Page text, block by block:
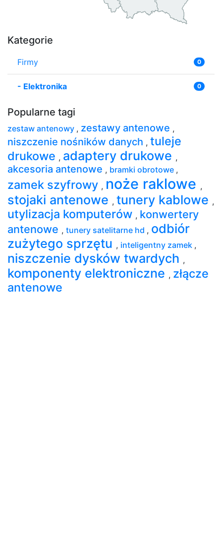
Kategorie
Firmy 0
- Elektronika 0
Popularne tagi
zestaw antenowy , zestawy antenowe ,
niszczenie nośników danych , tuleje
drukowe , adaptery drukowe ,
akcesoria antenowe , bramki obrotowe ,
zamek szyfrowy , noże raklowe ,
stojaki antenowe , tunery kablowe ,
utylizacja komputerów , konwertery
antenowe , tunery satelitarne hd , odbiór
zużytego sprzętu , inteligentny zamek ,
niszczenie dysków twardych ,
komponenty elektroniczne , złącze
antenowe